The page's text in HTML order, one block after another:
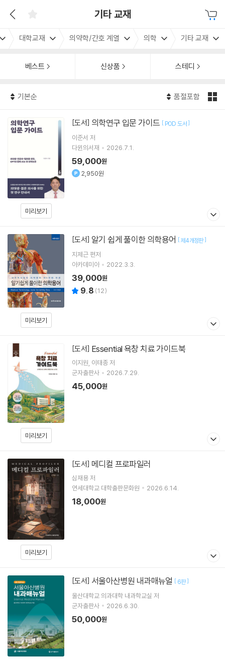
기타 교재
대학교재 의약학/간호 계열 의학 기타 교재
베스트 신상품 스테디
기본순 품절포함
미리보기
[도서] 의학연구 입문 가이드 [ POD 도서]
이준서 저
다윈의서재
2026.7.1.
59,000원
2,950원
미리보기
[도서] 알기 쉽게 풀이한 의학용어 [제4개정판]
지제근 편저
아카데미아
2022.3.3.
39,000원
9.8 (12)
미리보기
[도서] Essential 욕창 치료 가이드북
이지원 이태종저
군자출판사
2026.7.29.
45,000원
미리보기
[도서] 메디컬 프로파일러
심재용저
연세대학교 대학출판문화원
2026.6.14.
18,000원
[도서] 서울아산병원 내과매뉴얼 [ 6판]
울산대학교 의과대학 내과학교실 저
군자출판사
2026.6.30.
50,000원